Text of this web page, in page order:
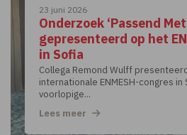
23 juni 2026
Onderzoek ‘Passend
gepresenteerd op het
in Sofia
Collega Remond Wulff
internationale ENMESH-congres in
voorlopige...
Lees meer